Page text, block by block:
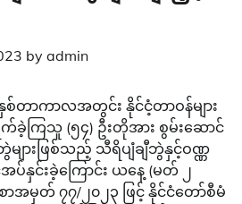
by admin
စ်တာကာလအတွင်း နိုင်ငံ့တာဝန်များ
ခဲ့ကြသူ (၅၄) ဦးတိုအား စွမ်းဆောင်
ားဖြစ်သည့် သီရိပျံချီဘွဲနှင့်ဝဏ္ဏ
အပ်နှင်းခဲ့ကြောင်း ယနေ့ (မတ် ၂
မှတ် ၇၇/၂၀၂၃ ဖြင့် နိုင်ငံတော်စီမံ